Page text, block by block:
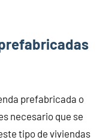
prefabricada o
necesario que se
tipo de viviendas